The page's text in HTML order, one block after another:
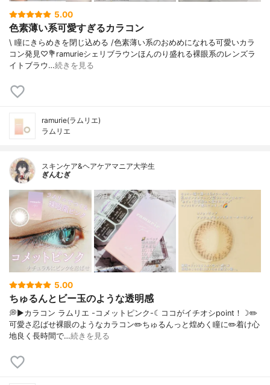
5.00
色素薄い系可愛すぎるカラコン
\ 瞳にきらめきを閉じ込める /⁡色素薄い系のおめめになれる可愛いカラ
コン発見♡⁡⁡⁡💐ramurieシェリブラウン⁡ほんのり盛れる裸眼系のレンズ⁡ラ
イトブラウ…続きを見る
ramurie(ラムリエ)
ラムリエ
スキンケア&ヘアケアマニア大学生
ぎんむぎ
5.00
ちゅるんとビー玉のような透明感
💭▶️カラコン ラムリエ -コメットピンク-☾ココがイチオシpoint！☽✏️
可愛さ忍ばせ裸眼のようなカラコン✏️ちゅるんっと煌めく瞳に✏️着け心
地良く長時間で…続きを見る